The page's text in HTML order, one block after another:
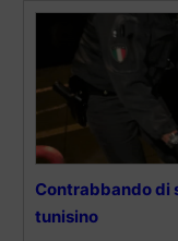
Contrabbando di
tunisino